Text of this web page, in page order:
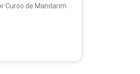
Curso de Mandarim